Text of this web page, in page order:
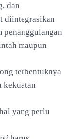
dan
diintegrasikan
penanggulangan
maupun
terbentuknya
kekuatan
yang perlu